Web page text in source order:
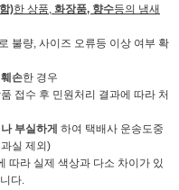
)한 상품, 화장품, 향수등의 냄새
불량, 사이즈 오류등 이상 여부 확
손한 경우
접수 후 민원처리 결과에 따라 처
부실하게 하여 택배사 운송도중
실 제외)
따라 실제 색상과 다소 차이가 있
다.